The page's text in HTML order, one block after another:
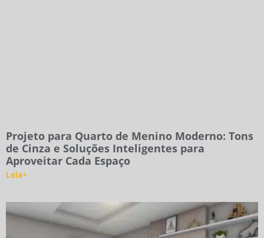
Projeto para Quarto de Menino Moderno: Tons
de Cinza e Soluções Inteligentes para
Aproveitar Cada Espaço
Leia+